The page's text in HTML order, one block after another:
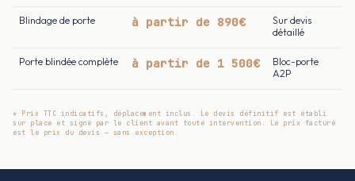
Blindage de porte à partir de 890€
Sur devis
détaillé
Porte blindée complète à partir de 1 500€
Bloc-porte
A2P
* Prix TTC indicatifs, déplacement inclus. Le devis définitif est établi
sur place et signé par le client avant toute intervention. Le prix facturé
est le prix du devis — sans exception.